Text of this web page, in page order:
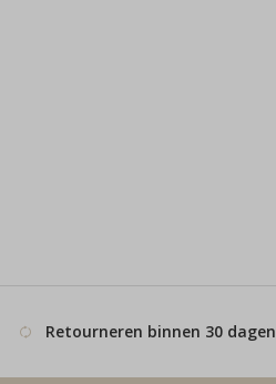
Retourneren binnen 30 dagen